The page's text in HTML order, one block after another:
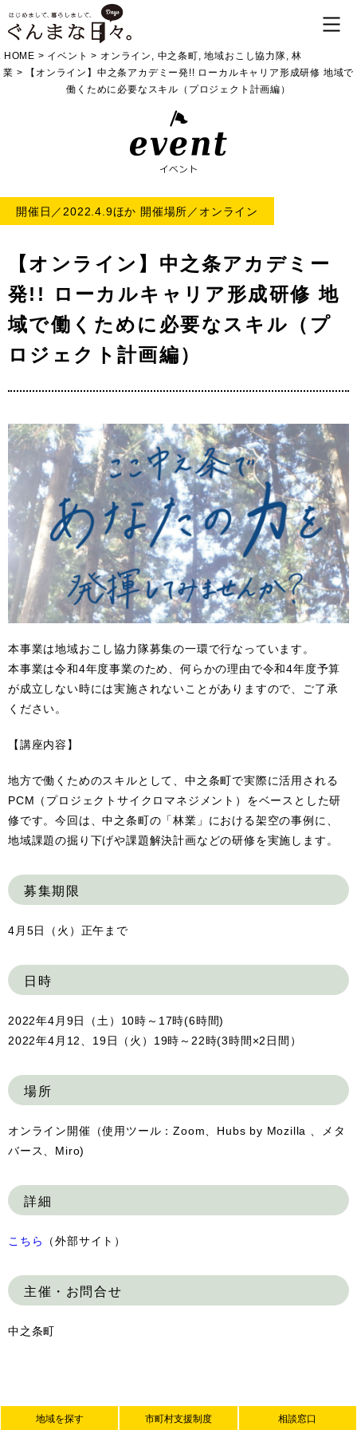
HOME > イベント > オンライン , 中之条町,地域おこし協力隊,林
業 >
【オンライン】中之条アカデミー発!! ローカルキャリア形成研修 地域で
働くために必要なスキル（プロジェクト計画編）
開催日／2022.4.9ほか 開催場所／オンライン
【オンライン】中之条アカデミー
発!! ローカルキャリア形成研修 地
域で働くために必要なスキル（プ
ロジェクト計画編）
本事業は地域おこし協力隊募集の一環で行なっています。
本事業は令和4年度事業のため、何らかの理由で令和4年度予算
が成立しない時には実施されないことがありますので、ご了承
ください。
【講座内容】
地方で働くためのスキルとして、中之条町で実際に活用される
PCM（プロジェクトサイクロマネジメント）をベースとした研
修です。今回は、中之条町の「林業」における架空の事例に、
地域課題の掘り下げや課題解決計画などの研修を実施します。
募集期限
4月5日（火）正午まで
日時
2022年4月9日（土）10時～17時(6時間)
2022年4月12、19日（火）19時～22時(3時間×2日間）
場所
オンライン開催（使用ツール：Zoom、Hubs by Mozilla 、メタ
バース、Miro)
詳細
こちら （外部サイト）
主催・お問合せ
中之条町
地域を探す 市町村支援制度 相談窓口